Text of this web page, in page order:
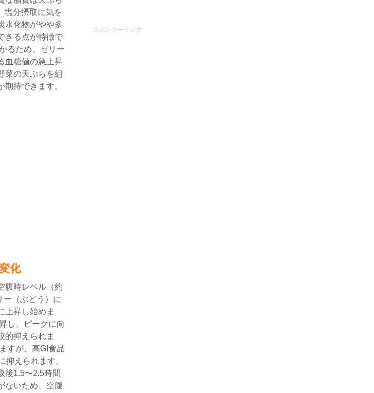
塩分摂取に気を
水化物がやや多
きる点が特徴で
るため、ゼリー
血糖値の急上昇
菜の天ぷらを組
待できます。
化
腹時レベル（約
ー（ぶどう）に
上昇し始めま
し、ピークに向
的抑えられま
すが、高GI食品
抑えられます。
後1.5〜2.5時間
ないため、空腹
スポンサーリンク